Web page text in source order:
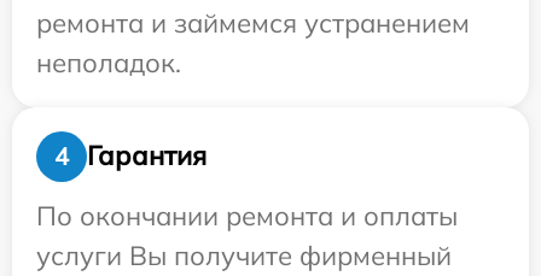
ремонта и займемся устранением
неполадок.
4
Гарантия
По окончании ремонта и оплаты
услуги Вы получите фирменный